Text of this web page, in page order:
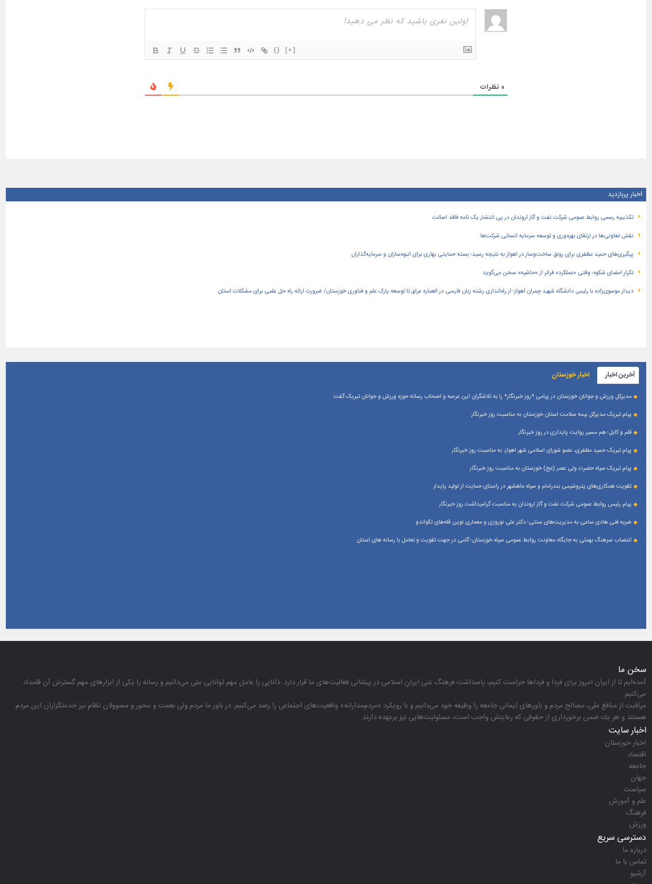
{} [+]
0 نظرات
اخبار پربازدید
تكذیبیه رسمی روابط عمومی شركت نفت و گاز اروندان در پی انتشار یک نامه فاقد اصالت
نقش تعاونی‌ها در ارتقای بهره‌وری و توسعه سرمایه انسانی شرکت‌ها
پیگیری‌های حمید مظفری برای رونق ساخت‌وساز در اهواز به نتیجه رسید؛ بسته حمایتی بهاری برای انبوه‌سازان و سرمایه‌گذاران
تکرارِ امضای شکوه؛ وقتی «عملکرد» فراتر از «حاشیه» سخن می‌گوید
دیدار موسوی‌زاده با رئیس دانشگاه شهید چمران اهواز؛ از راه‌اندازی رشته زبان فارسی در العماره عراق تا توسعه پارک علم و فناوری خوزستان/ ضرورت ارائه راه حل علمی برای مشکلات استان
آخرین اخبار اخبار خوزستان
مدیرکل ورزش و جوانان خوزستان در پیامی *روز خبرنگار* را به تلاشگران این عرصه و اصحاب رسانه حوزه ورزش و جوانان تبریک گفت
پیام تبریک مدیرکل بیمه سلامت استان خوزستان به مناسبت روز خبرنگار
قلم و کابل؛ هم مسیر روایت پایداری در روز خبرنگار
پیام تبریک حمید مظفری، عضو شورای اسلامی شهر اهواز، به مناسبت روز خبرنگار
پیام تبریک سپاه حضرت ولی عصر (عج) خوزستان به مناسبت روز خبرنگار
تقویت همکاری‌های پتروشیمی بندرامام و سپاه ماهشهر در راستای حمایت از تولید پایدار
پیام رئیس روابط عمومی شركت نفت و گاز اروندان به مناسبت گرامیداشت روز خبرنگار
ضربه فنی هادی ساعی به مدیریت‌های سنتی؛ دکتر علی نوروزی و معماری نوین قله‌های تکواندو
انتصاب سرهنگ بهمئی به جایگاه معاونت روابط عمومی سپاه خوزستان؛ گامی در جهت تقویت و تعامل با رسانه‌ های استان
سخن ما
آمده‌ایم تا از ایران امروز برای فردا و فرداها حراست كنیم، پاسداشت فرهنگ غنی ایرانِ اسلامی در پیشانی فعالیت‌های ما قرار دارد. دانایی را عامل مهم توانایی ملی می‌دانیم و رسانه را یكی از ابزارهای مهم گسترش آن قلمداد
می‌كنیم.
مراقبت از منافع ملی، مصالح مردم و باورهای ایمانی جامعه را وظیفه خود می‌دانیم و با رویكرد «مردم‌مدارانه‌» واقعیت‌های اجتماعی را رصد می‌كنیم. در باور ما مردم ولی نعمت و محور و مسوولان نظام نیز خدمتگزاران این مردم
هستند و هر یك ضمن برخورداری از حقوقی كه رعایتش واجب است، مسئولیت‌هایی نیز برعهده دارند.
اخبار سایت
اخبار خوزستان
اقتصاد
جامعه
جهان
سیاست
علم و آموزش
فرهنگ
ورزش
دسترسی سریع
درباره ما
تماس با ما
آرشیو